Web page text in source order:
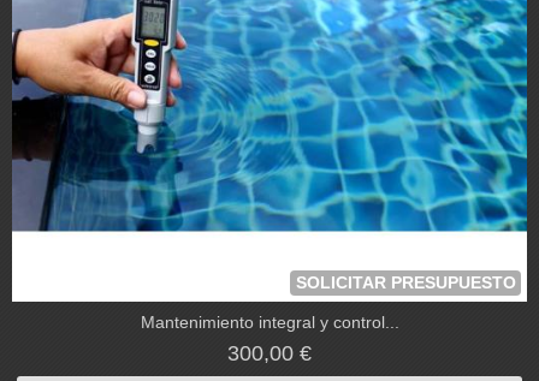
SOLICITAR PRESUPUESTO
Mantenimiento integral y control...
300,00 €